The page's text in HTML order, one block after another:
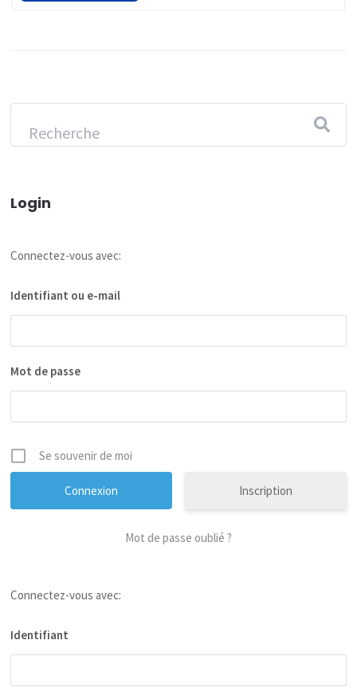
Login
Connectez-vous avec:
Identifiant ou e-mail
Mot de passe
Se souvenir de moi
Inscription
Mot de passe oublié ?
Connectez-vous avec:
Identifiant